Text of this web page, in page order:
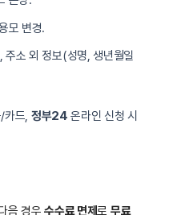
모 변경.
주소 외 정보(성명, 생년월일
카드, 정부24 온라인 신청 시
음 경우수수료 면제로 무료